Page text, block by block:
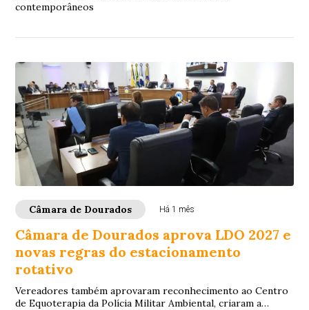
contemporâneos
Câmara de Dourados Há 1 mês
Câmara de Dourados aprova LDO 2027 e
novas regras do estacionamento
rotativo
Vereadores também aprovaram reconhecimento ao Centro
de Equoterapia da Polícia Militar Ambiental, criaram a